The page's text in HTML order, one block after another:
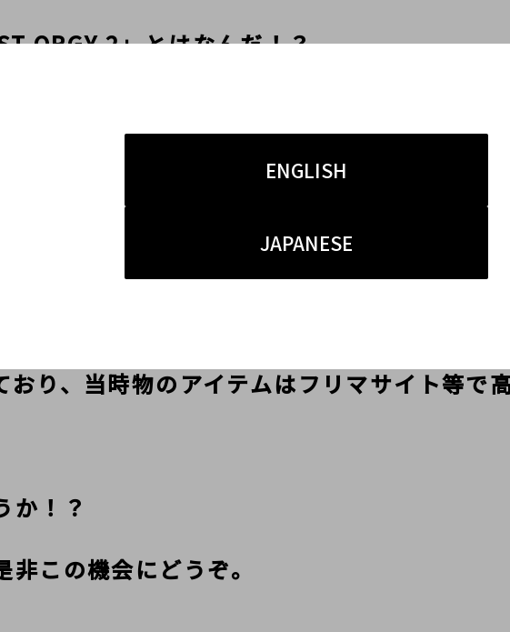
ENGLISH
JAPANESE
ORGY 2」とはなんだ！？
いと思いますのでご説明させて頂きます。
の設立者・デザイナーである高橋盾氏と、
の設立者・デザイナーのNIGO氏の2人が
ナーの名前が「LAST ORGY 2」なのです。
ショップ「NOWHERE」で、
Tシャツや、スウェット、コーチジャケット等
おり、当時物のアイテムはフリマサイト等で
か！？
非この機会にどうぞ。